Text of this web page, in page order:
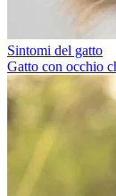
Sintomi del gatto
Gatto con occhio